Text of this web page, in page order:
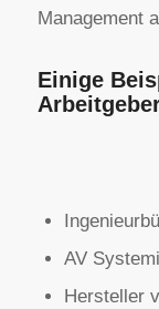
Management
Einige
AV
Hersteller